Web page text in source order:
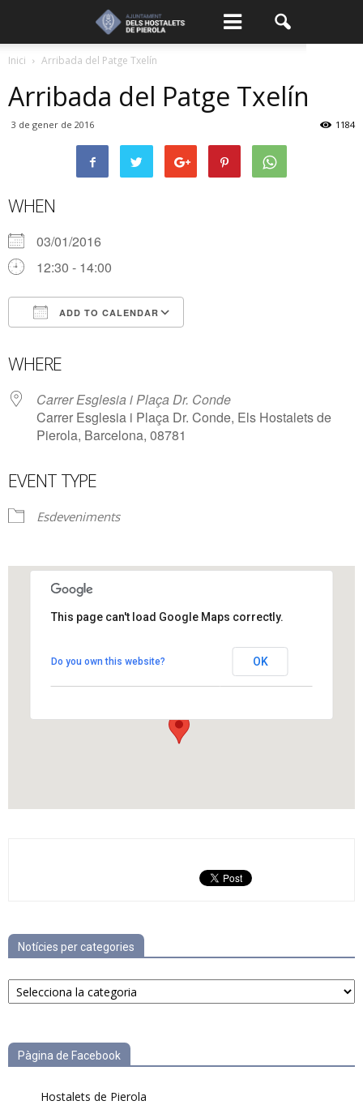
Inici Arribada del Patge Txelín
Arribada del Patge Txelín
3 de gener de 2016 1184
WHEN
03/01/2016
12:30 - 14:00
ADD TO CALENDAR
WHERE
Carrer Esglesia i Plaça Dr. Conde
Carrer Esglesia i Plaça Dr. Conde, Els Hostalets de
Pierola, Barcelona, 08781
EVENT TYPE
Esdeveniments
Carrer Esglesia i Plaça Dr. Conde - Els Hostalets
View Events
This page can't load Google Maps correctly.
Do you own this website? OK
Notícies per categories
Notícies
per
Pàgina de Facebook
Hostalets de Pierola